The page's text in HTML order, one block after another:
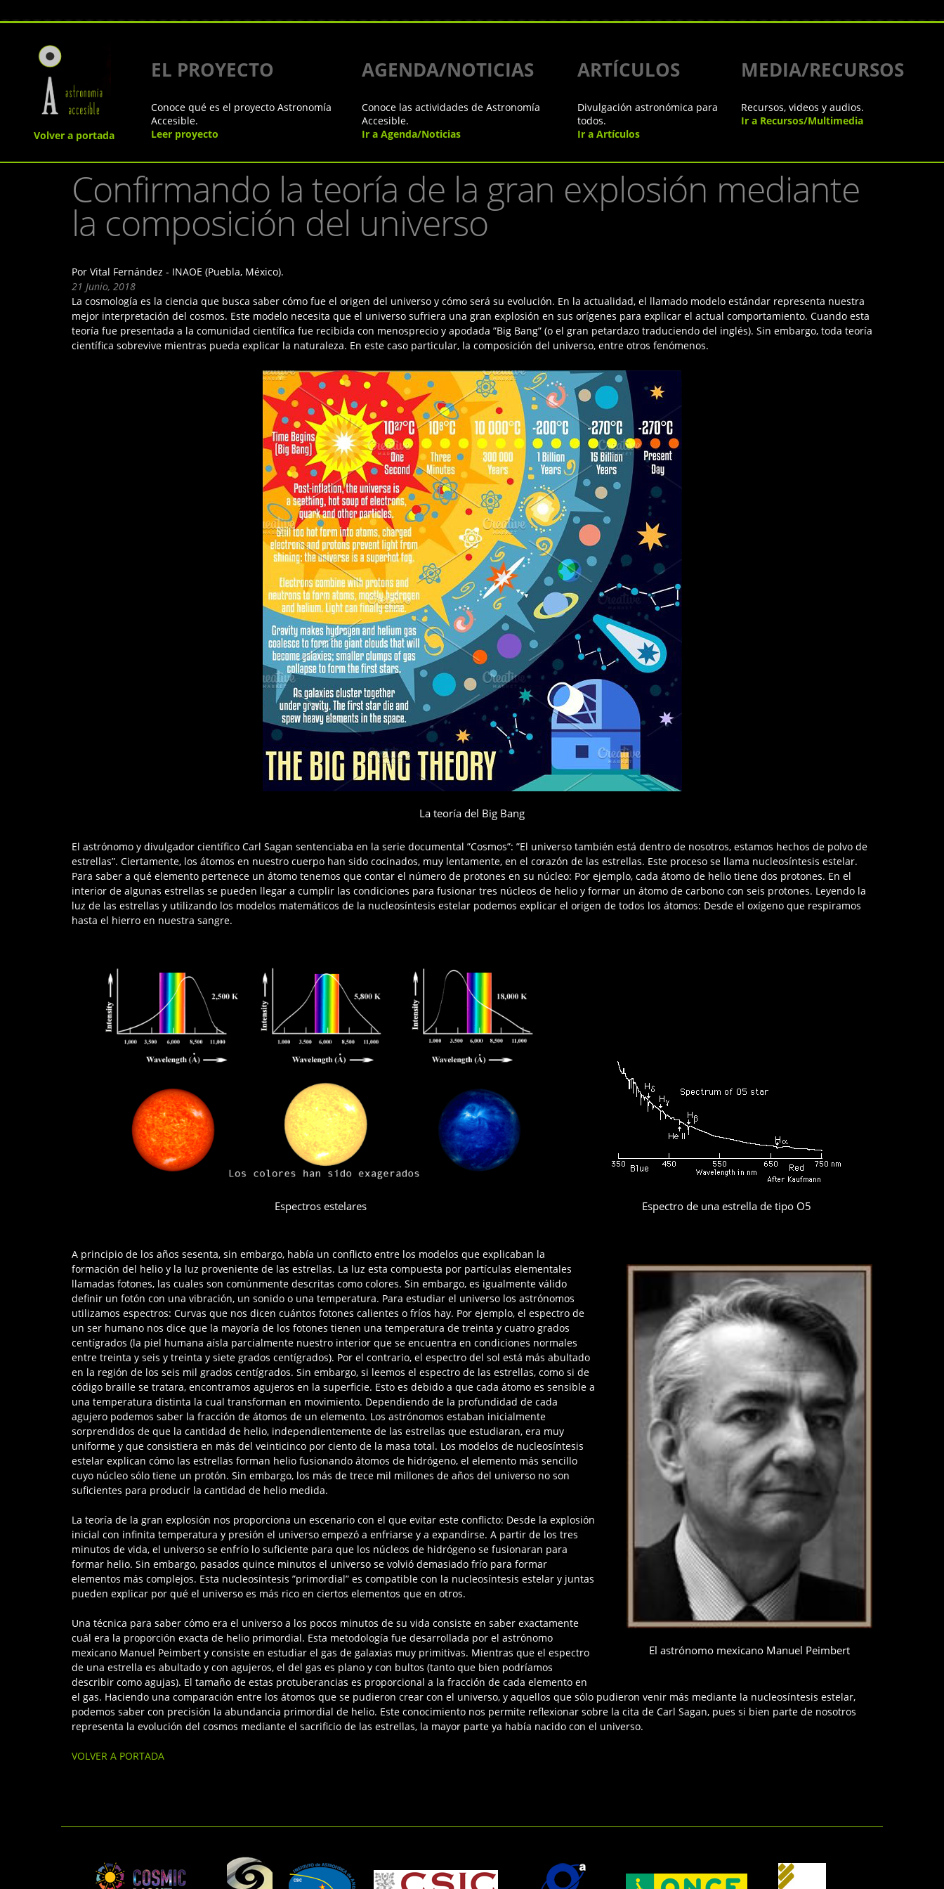
Volver a portada
EL PROYECTO AGENDA/NOTICIAS ARTÍCULOS MEDIA/RECURSOS
Conoce qué es el proyecto Astronomía
Accesible.
Leer proyecto
Conoce las actividades de Astronomía
Accesible.
Ir a Agenda/Noticias
Divulgación astronómica para
todos.
Ir a Artículos
Recursos, videos y audios.
Ir a Recursos/Multimedia
Confirmando la teoría de la gran explosión mediante
la composición del universo
Por Vital Fernández - INAOE (Puebla, México).
21 Junio, 2018
La cosmología es la ciencia que busca saber cómo fue el origen del universo y cómo será su evolución. En la actualidad, el llamado modelo estándar representa nuestra
mejor interpretación del cosmos. Este modelo necesita que el universo sufriera una gran explosión en sus orígenes para explicar el actual comportamiento. Cuando esta
teoría fue presentada a la comunidad científica fue recibida con menosprecio y apodada ”Big Bang” (o el gran petardazo traduciendo del inglés). Sin embargo, toda teoría
científica sobrevive mientras pueda explicar la naturaleza. En este caso particular, la composición del universo, entre otros fenómenos.
La teoría del Big Bang
El astrónomo y divulgador científico Carl Sagan sentenciaba en la serie documental ”Cosmos”: ”El universo también está dentro de nosotros, estamos hechos de polvo de
estrellas”. Ciertamente, los átomos en nuestro cuerpo han sido cocinados, muy lentamente, en el corazón de las estrellas. Este proceso se llama nucleosíntesis estelar.
Para saber a qué elemento pertenece un átomo tenemos que contar el número de protones en su núcleo: Por ejemplo, cada átomo de helio tiene dos protones. En el
interior de algunas estrellas se pueden llegar a cumplir las condiciones para fusionar tres núcleos de helio y formar un átomo de carbono con seis protones. Leyendo la
luz de las estrellas y utilizando los modelos matemáticos de la nucleosíntesis estelar podemos explicar el origen de todos los átomos: Desde el oxígeno que respiramos
hasta el hierro en nuestra sangre.
Espectros estelares Espectro de una estrella de tipo O5
El astrónomo mexicano Manuel Peimbert
A principio de los años sesenta, sin embargo, había un conflicto entre los modelos que explicaban la
formación del helio y la luz proveniente de las estrellas. La luz esta compuesta por partículas elementales
llamadas fotones, las cuales son comúnmente descritas como colores. Sin embargo, es igualmente válido
definir un fotón con una vibración, un sonido o una temperatura. Para estudiar el universo los astrónomos
utilizamos espectros: Curvas que nos dicen cuántos fotones calientes o fríos hay. Por ejemplo, el espectro de
un ser humano nos dice que la mayoría de los fotones tienen una temperatura de treinta y cuatro grados
centígrados (la piel humana aísla parcialmente nuestro interior que se encuentra en condiciones normales
entre treinta y seis y treinta y siete grados centígrados). Por el contrario, el espectro del sol está más abultado
en la región de los seis mil grados centígrados. Sin embargo, si leemos el espectro de las estrellas, como si de
código braille se tratara, encontramos agujeros en la superficie. Esto es debido a que cada átomo es sensible a
una temperatura distinta la cual transforman en movimiento. Dependiendo de la profundidad de cada
agujero podemos saber la fracción de átomos de un elemento. Los astrónomos estaban inicialmente
sorprendidos de que la cantidad de helio, independientemente de las estrellas que estudiaran, era muy
uniforme y que consistiera en más del veinticinco por ciento de la masa total. Los modelos de nucleosíntesis
estelar explican cómo las estrellas forman helio fusionando átomos de hidrógeno, el elemento más sencillo
cuyo núcleo sólo tiene un protón. Sin embargo, los más de trece mil millones de años del universo no son
suficientes para producir la cantidad de helio medida.
La teoría de la gran explosión nos proporciona un escenario con el que evitar este conflicto: Desde la explosión
inicial con infinita temperatura y presión el universo empezó a enfriarse y a expandirse. A partir de los tres
minutos de vida, el universo se enfrío lo suficiente para que los núcleos de hidrógeno se fusionaran para
formar helio. Sin embargo, pasados quince minutos el universo se volvió demasiado frío para formar
elementos más complejos. Esta nucleosíntesis ”primordial” es compatible con la nucleosíntesis estelar y juntas
pueden explicar por qué el universo es más rico en ciertos elementos que en otros.
Una técnica para saber cómo era el universo a los pocos minutos de su vida consiste en saber exactamente
cuál era la proporción exacta de helio primordial. Esta metodología fue desarrollada por el astrónomo
mexicano Manuel Peimbert y consiste en estudiar el gas de galaxias muy primitivas. Mientras que el espectro
de una estrella es abultado y con agujeros, el del gas es plano y con bultos (tanto que bien podríamos
describir como agujas). El tamaño de estas protuberancias es proporcional a la fracción de cada elemento en
el gas. Haciendo una comparación entre los átomos que se pudieron crear con el universo, y aquellos que sólo pudieron venir más mediante la nucleosíntesis estelar,
podemos saber con precisión la abundancia primordial de helio. Este conocimiento nos permite reflexionar sobre la cita de Carl Sagan, pues si bien parte de nosotros
representa la evolución del cosmos mediante el sacrificio de las estrellas, la mayor parte ya había nacido con el universo.
VOLVER A PORTADA